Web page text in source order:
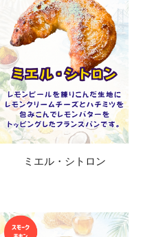
ミエル・シトロン